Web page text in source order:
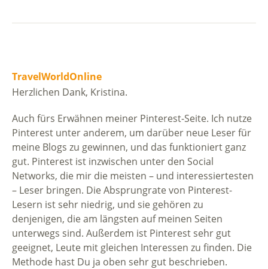
TravelWorldOnline
Herzlichen Dank, Kristina.
Auch fürs Erwähnen meiner Pinterest-Seite. Ich nutze
Pinterest unter anderem, um darüber neue Leser für
meine Blogs zu gewinnen, und das funktioniert ganz
gut. Pinterest ist inzwischen unter den Social
Networks, die mir die meisten – und interessiertesten
– Leser bringen. Die Absprungrate von Pinterest-
Lesern ist sehr niedrig, und sie gehören zu
denjenigen, die am längsten auf meinen Seiten
unterwegs sind. Außerdem ist Pinterest sehr gut
geeignet, Leute mit gleichen Interessen zu finden. Die
Methode hast Du ja oben sehr gut beschrieben.